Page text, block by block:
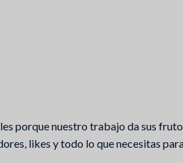
porque nuestro trabajo da sus
likes y todo lo que necesitas